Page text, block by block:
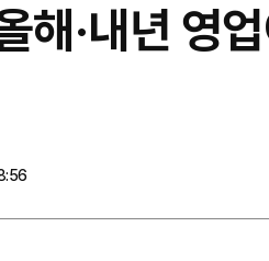
해·내년 영